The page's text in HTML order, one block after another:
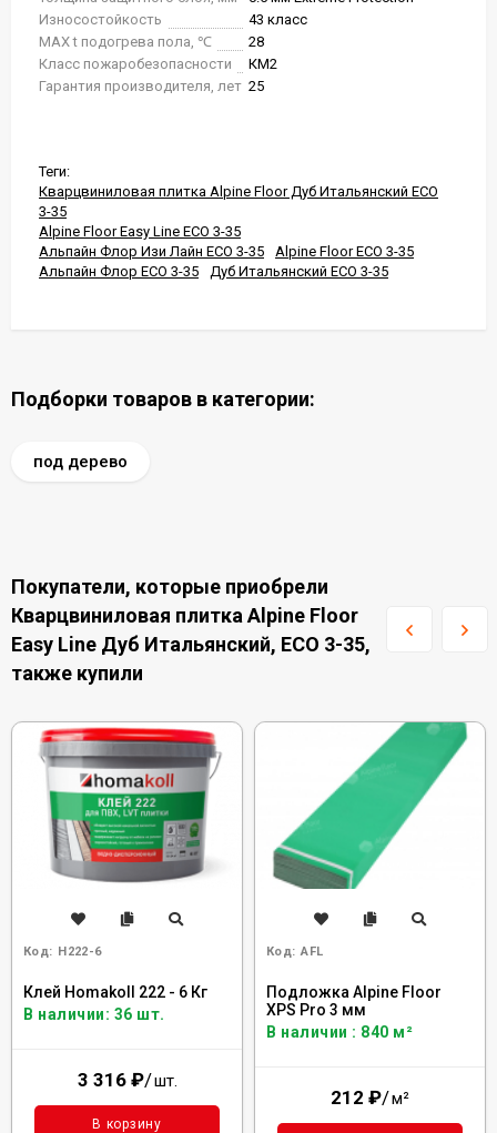
Износостойкость
43 класс
MAX t подогрева пола, ℃
28
Класс пожаробезопасности
КМ2
Гарантия производителя, лет 25
Теги:
Кварцвиниловая плитка Alpine Floor Дуб Итальянский ЕСО
3-35
Alpine Floor Easy Line ЕСО 3-35
Альпайн Флор Изи Лайн ЕСО 3-35
Alpine Floor ЕСО 3-35
Альпайн Флор ЕСО 3-35
Дуб Итальянский ЕСО 3-35
Подборки товаров в категории:
под дерево
Покупатели, которые приобрели
Кварцвиниловая плитка Alpine Floor
Easy Line Дуб Итальянский, ЕСО 3-35,
также купили
Код: H222-6
Клей Homakoll 222 - 6 Кг
В наличии: 36 шт.
3 316 ₽/шт.
В корзину
Код: AFL
Подложка Alpine Floor
XPS Pro 3 мм
В наличии : 840 м²
212 ₽/м²